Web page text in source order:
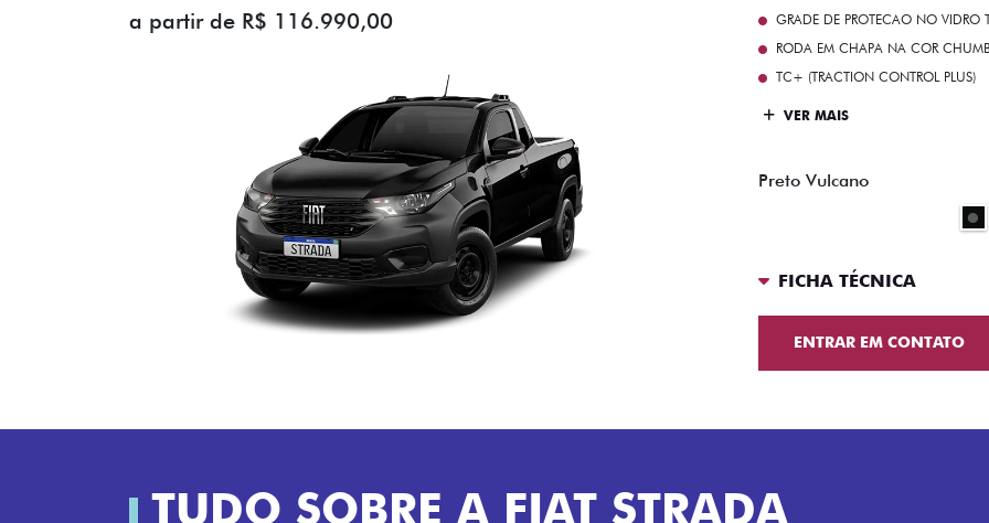
a partir de R$ 116.990,00
GRADE DE PROTECAO NO VIDRO
RODA EM CHAPA NA COR
TC+ (TRACTION CONTROL PLUS)
VER MAIS
Preto Vulcano
FICHA TÉCNICA
ENTRAR EM CONTATO
TUDO SOBRE A FIAT STRADA